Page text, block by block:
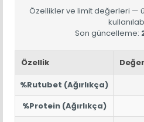
Özellikler ve limit değerleri —
Son güncelleme:
Özellik
Değer
%Rutubet (Ağırlıkça)
%Protein (Ağırlıkça)